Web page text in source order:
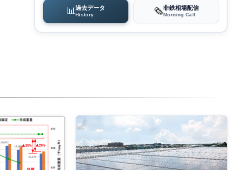
📊 過去データ
History 🗞️非鉄相場配信
Morning Call